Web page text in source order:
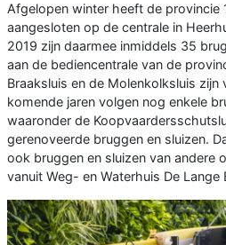
Afgelopen winter heeft de provincie
aangesloten op de centrale in
2019 zijn daarmee inmiddels 35
aan de bediencentrale van de
Braaksluis en de Molenkolksluis
komende jaren volgen nog enkele
waaronder de
gerenoveerde bruggen en sluizen.
ook bruggen en sluizen van andere
vanuit Weg- en Waterhuis De Lange